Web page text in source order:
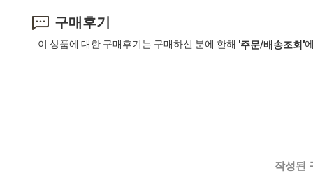
구매후기
이 상품에 대한 구매후기는 구매하신 분에 한해 '주문/배송조회'
작성된